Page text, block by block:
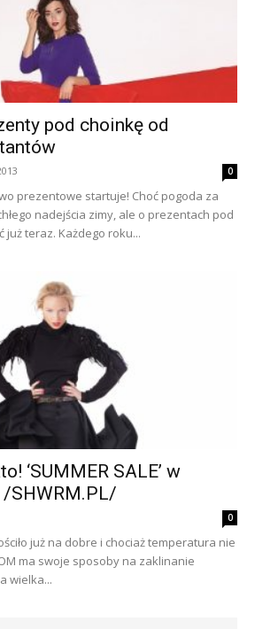
pod choinkę od
0
prezentowe startuje! Choć pogoda za
nadejścia zimy, ale o prezentach pod
już teraz. Każdego roku...
‘SUMMER SALE’ w
/SHWRM.PL/
0
już na dobre i chociaż temperatura nie
ma swoje sposoby na zaklinanie
wielka...